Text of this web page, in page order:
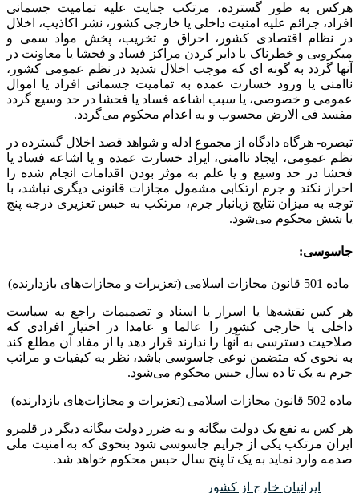
هرکس به طور گسترده، مرتکب جنایت علیه تمامیت جسمانی
افراد، جرائم علیه امنیت داخلی یا خارجی کشور، نشر اکاذیب، اخلال
در نظام اقتصادی کشور، احراق و تخریب، پخش مواد سمی و
میکروبی و خطرناک یا دایر کردن مراکز فساد و فحشا یا معاونت در
آنها گردد به گونه ای که موجب اخلال شدید در نظم عمومی کشور،
ناامنی یا ورود خسارت عمده به تمامیت جسمانی افراد یا اموال
عمومی و خصوصی، یا سبب اشاعه فساد یا فحشا در حد وسیع گردد
مفسد فی الارض محسوب و به اعدام محکوم می‌گردد.
تبصره- هرگاه دادگاه از مجموع ادله و شواهد قصد اخلال گسترده در
نظم عمومی، ایجاد ناامنی، ایراد خسارت عمده و یا اشاعه فساد یا
فحشا در حد وسیع و یا علم به موثر بودن اقدامات انجام شده را
احراز نکند و جرم ارتکابی مشمول مجازات قانونی دیگری نباشد، با
توجه به میزان نتایج زیانبار جرم، مرتکب به حبس تعزیری درجه پنج
یا شش محکوم می‌شود.
جاسوسی:
ماده 501 قانون مجازات اسلامی (تعزیرات و مجازات‌های بازدارنده)
هر کس نقشه‌ها یا اسرار یا اسناد و تصمیمات راجع به سیاست
داخلی یا خارجی کشور را عالما و عامدا در اختیار افرادی که
صلاحیت ‌دسترسی به آنها را ندارند قرار دهد یا از مفاد آن مطلع کند
به نحوی که متضمن نوعی جاسوسی باشد، نظر به کیفیات و مراتب
جرم به یک تا ده سال حبس محکوم می‌شود.
ماده 502 قانون مجازات اسلامی (تعزیرات و مجازات‌های بازدارنده)
هر کس به نفع یک دولت بیگانه و به ضرر دولت بیگانه دیگر در قلمرو
ایران مرتکب یکی از جرایم جاسوسی شود بنحوی که به امنیت ‌ملی
صدمه وارد نماید به یک تا پنج سال حبس محکوم خواهد شد.
ایرانیان خارج از کشور